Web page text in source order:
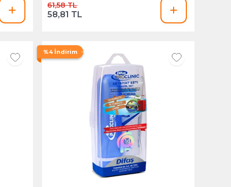
61,58 TL
58,81 TL
%4 İndirim